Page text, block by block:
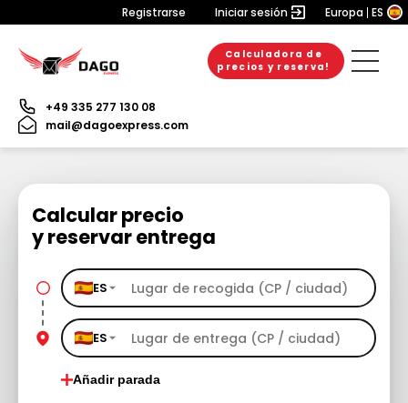
Registrarse Iniciar sesión Europa ES
Calculadora de
precios y reserva!
+49 335 277 130 08
mail@dagoexpress.com
Calcular precio
y reservar entrega
ES
ES
Añadir parada